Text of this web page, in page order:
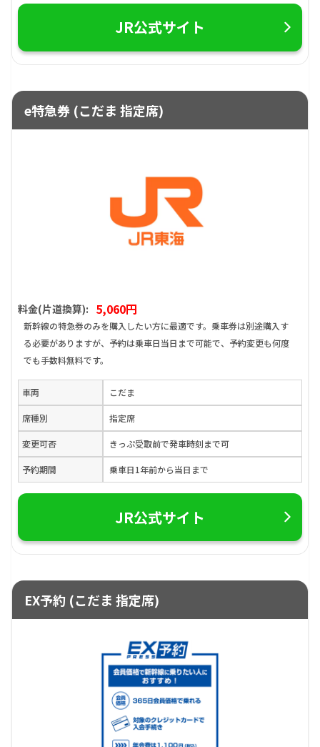
JR公式サイト
e特急券 (こだま 指定席)
料金(片道換算): 5,060円
新幹線の特急券のみを購入したい方に最適です。乗車券は別途購入す
る必要がありますが、予約は乗車日当日まで可能で、予約変更も何度
でも手数料無料です。
車両 こだま
席種別 指定席
変更可否 きっぷ受取前で発車時刻まで可
予約期間 乗車日1年前から当日まで
JR公式サイト
EX予約 (こだま 指定席)